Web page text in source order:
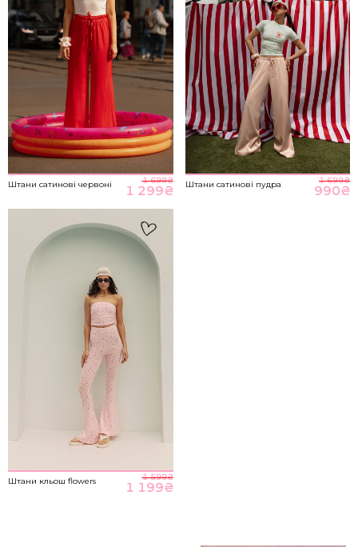
Штани сатинові червоні 1 699₴
1 299₴ Штани сатинові пудра 1 699₴
990₴
Штани кльош flowers 1 599₴
1 199₴
ВІДПРАВИТИ
*розміри вказані в сантиметрах
Розмір речі